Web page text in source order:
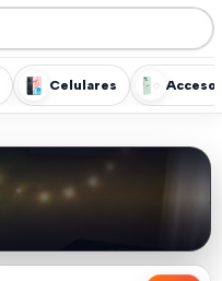
Celulares